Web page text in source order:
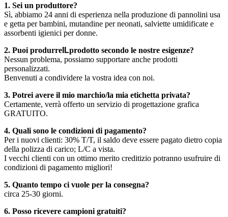
1. Sei un produttore?
Sì, abbiamo 24 anni di esperienza nella produzione di pannolini usa
e getta per bambini, mutandine per neonati, salviette umidificate e
assorbenti igienici per donne.
2. Puoi produrre ILprodotto secondo le nostre esigenze?
Nessun problema, possiamo supportare anche prodotti
personalizzati.
Benvenuti a condividere la vostra idea con noi.
3. Potrei avere il mio marchio/la mia etichetta privata?
Certamente, verrà offerto un servizio di progettazione grafica
GRATUITO.
4. Quali sono le condizioni di pagamento?
Per i nuovi clienti: 30% T/T, il saldo deve essere pagato dietro copia
della polizza di carico; L/C a vista.
I vecchi clienti con un ottimo merito creditizio potranno usufruire di
condizioni di pagamento migliori!
5. Quanto tempo ci vuole per la consegna?
circa 25-30 giorni.
6. Posso ricevere campioni gratuiti?